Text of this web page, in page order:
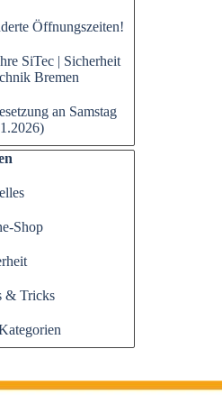
Öffnungszeiten!
SiTec | Sicherheit
Bremen
an Samstag
Kategorien
Shop
& Tricks